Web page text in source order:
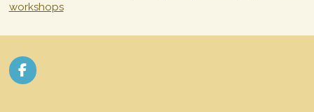
workshops
F
a